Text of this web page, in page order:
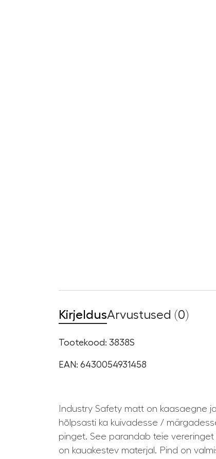
KirjeldusArvustused (0)
Tootekood: 3838S
EAN: 6430054931458
Industry Safety matt on kaasaegne
hõlpsasti ka kuivadesse /
pinget. See parandab teie
on kauakestev materjal. Pind on